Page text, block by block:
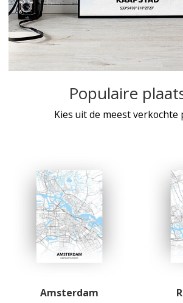
Populaire
Kies uit de meest verkochte
Amsterdam